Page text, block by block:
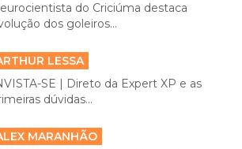
do Criciúma destaca
dos goleiros...
LESSA
SE | Direto da Expert XP e as
dúvidas...
MARANHÃO